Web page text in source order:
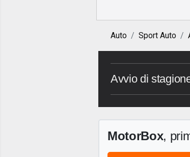
Auto Sport Auto
Avvio di
MotorBox,